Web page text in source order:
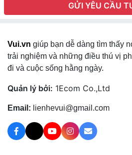
GỬI YÊU CẦU
Vui.vn giúp bạn dễ dàng tìm thấy
trải nghiệm và những điều thú vị
đi và cuộc sống hằng ngày.
Quản lý bởi: 1Ecom Co.,Ltd
Email: lienhevui@gmail.com